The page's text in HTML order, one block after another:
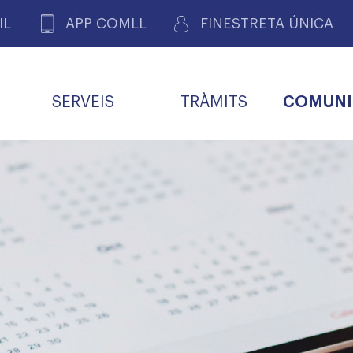
APP COMLL FINESTRETA ÚNICA
SERVEIS TRÀMITS
DE GOVERNI NOVES
BORSA DE FEINA
SERVEIS PER A LES
FAMÍLIES I LA LLAR
FARMACÈUTIQUES
R
COL·LEGIAT
TALONARIS
Metges
Assistència